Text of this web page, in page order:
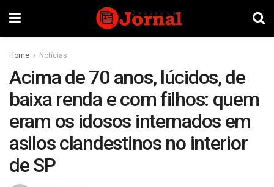
Home Notícias
Acima de 70 anos, lúcidos, de
baixa renda e com filhos: quem
eram os idosos internados em
asilos clandestinos no interior
de SP